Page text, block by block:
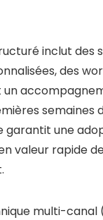
inclut des
des
semaines
une
valeur rapide
multi-canal